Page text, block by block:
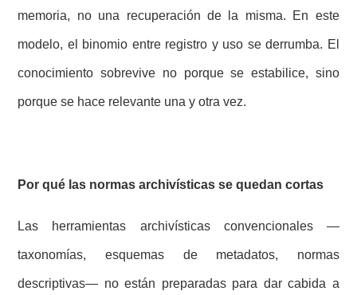
memoria, no una recuperación de la misma. En este
modelo, el binomio entre registro y uso se derrumba. El
conocimiento sobrevive no porque se estabilice, sino
porque se hace relevante una y otra vez.
Por qué las normas archivísticas se quedan cortas
Las herramientas archivísticas convencionales —
taxonomías, esquemas de metadatos, normas
descriptivas— no están preparadas para dar cabida a